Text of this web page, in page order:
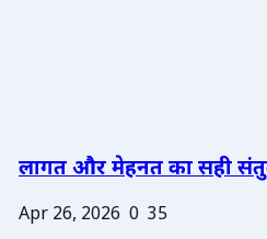
लागत और मेहनत का सही
Apr 26, 2026 0 35